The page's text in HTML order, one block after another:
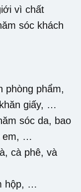
vì chất
sóc khách
phòng phẩm,
giấy, …
sóc da, bao
em, …
cà phê, và
hộp, …